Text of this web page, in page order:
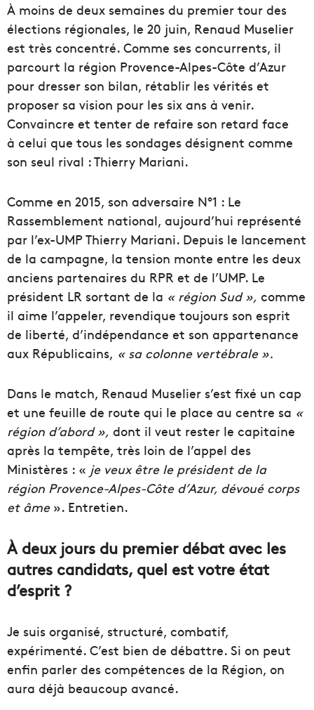
À moins de deux semaines du premier tour des
élections régionales, le 20 juin, Renaud Muselier
est très concentré. Comme ses concurrents, il
parcourt la région Provence-Alpes-Côte d’Azur
pour dresser son bilan, rétablir les vérités et
proposer sa vision pour les six ans à venir.
Convaincre et tenter de refaire son retard face
à celui que tous les sondages désignent comme
son seul rival : Thierry Mariani.
Comme en 2015, son adversaire N°1 : Le
Rassemblement national, aujourd’hui représenté
par l’ex-UMP Thierry Mariani. Depuis le lancement
de la campagne, la tension monte entre les deux
anciens partenaires du RPR et de l’UMP. Le
président LR sortant de la « région Sud », comme
il aime l’appeler, revendique toujours son esprit
de liberté, d’indépendance et son appartenance
aux Républicains, « sa colonne vertébrale ».
Dans le match, Renaud Muselier s’est fixé un cap
et une feuille de route qui le place au centre sa «
région d’abord », dont il veut rester le capitaine
après la tempête, très loin de l’appel des
Ministères : « je veux être le président de la
région Provence-Alpes-Côte d’Azur, dévoué corps
et âme ». Entretien.
À deux jours du premier débat avec les
autres candidats, quel est votre état
d’esprit ?
Je suis organisé, structuré, combatif,
expérimenté. C’est bien de débattre. Si on peut
enfin parler des compétences de la Région, on
aura déjà beaucoup avancé.